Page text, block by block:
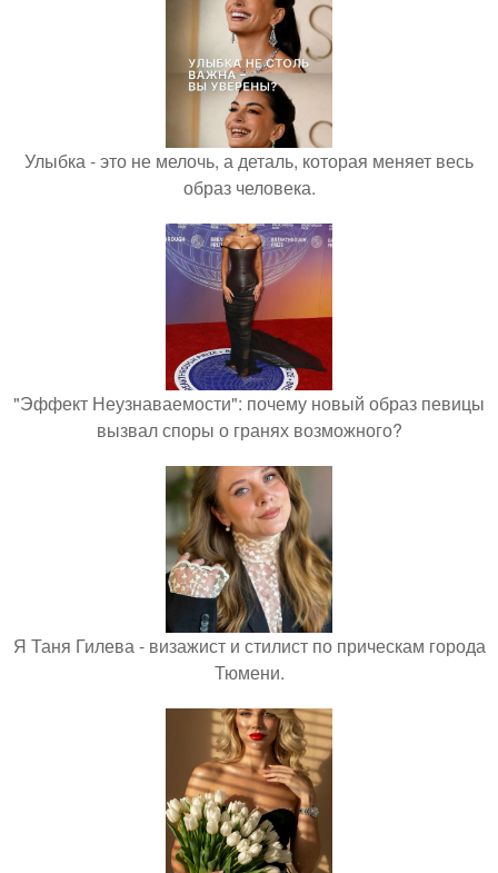
Улыбка - это не мелочь, а деталь, которая меняет весь
образ человека.
"Эффект Неузнаваемости": почему новый образ певицы
вызвал споры о гранях возможного?
Я Таня Гилева - визажист и стилист по прическам города
Тюмени.